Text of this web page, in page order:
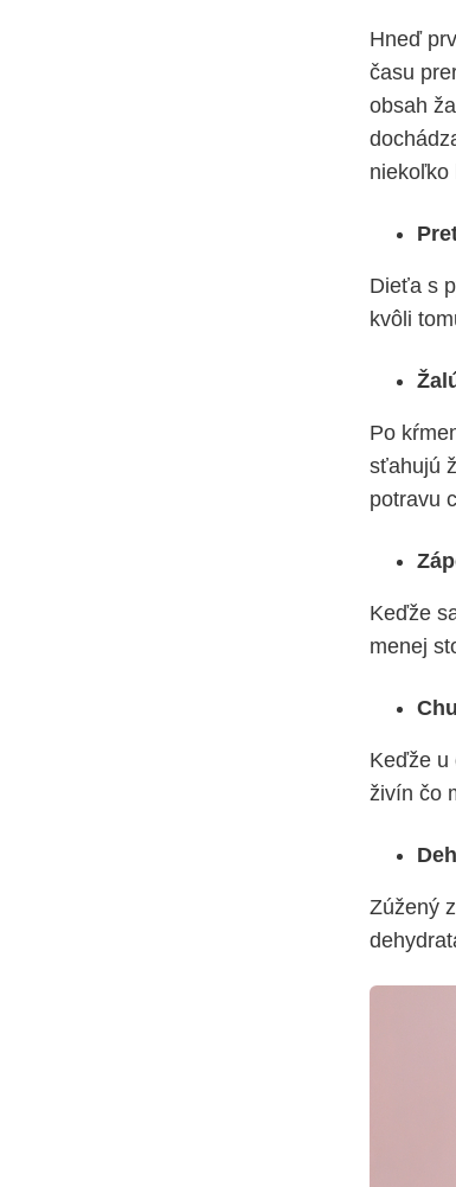
Hneď
času
obsah
niekoľko
Dieťa s
kvôli
Po
sťahujú
potravu
Keďže
menej
Keďže u
živín čo
Zúžený